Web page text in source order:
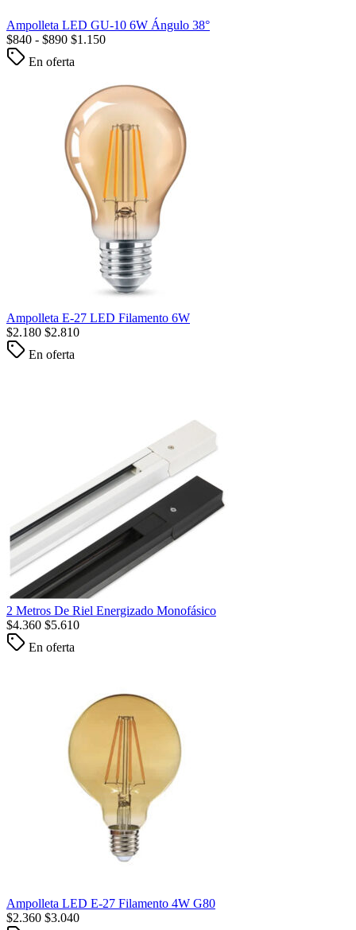
Ampolleta LED GU-10 6W Ángulo 38°
$840 - $890 $1.150
En oferta
Ampolleta E-27 LED Filamento 6W
$2.180 $2.810
En oferta
2 Metros De Riel Energizado Monofásico
$4.360 $5.610
En oferta
Ampolleta LED E-27 Filamento 4W G80
$2.360 $3.040